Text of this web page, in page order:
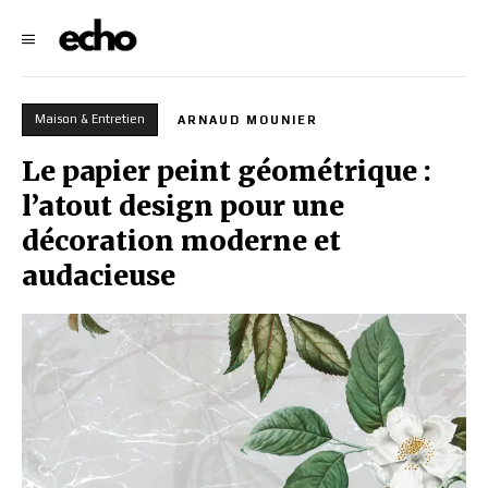
Maison & Entretien ARNAUD MOUNIER
Le papier peint géométrique :
l’atout design pour une
décoration moderne et
audacieuse